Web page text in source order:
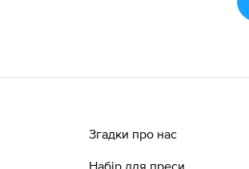
Згадки про нас
Набір для преси